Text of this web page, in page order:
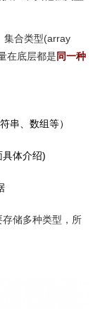
集合类型(array
在底层都是同一种
串、数组等）
体介绍)
储多种类型，所